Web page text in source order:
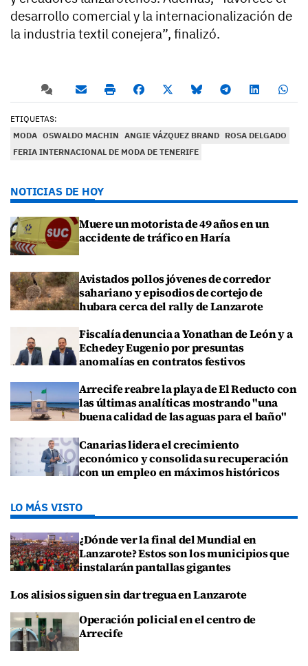
desarrollo comercial y la internacionalización de
la industria textil conejera”, finalizó.
ETIQUETAS:
MODA OSWALDO MACHIN ANGIE VÁZQUEZ BRAND ROSA DELGADO
FERIA INTERNACIONAL DE MODA DE TENERIFE
NOTICIAS DE HOY
Muere un motorista de 49 años en un
accidente de tráfico en Haría
Avistados pollos jóvenes de corredor
sahariano y episodios de cortejo de
hubara cerca del rally de Lanzarote
Fiscalía denuncia a Yonathan de León y a
Echedey Eugenio por presuntas
anomalías en contratos festivos
Arrecife reabre la playa de El Reducto con
las últimas analíticas mostrando "una
buena calidad de las aguas para el baño"
Canarias lidera el crecimiento
económico y consolida su recuperación
con un empleo en máximos históricos
LO MÁS VISTO
¿Dónde ver la final del Mundial en
Lanzarote? Estos son los municipios que
instalarán pantallas gigantes
Los alisios siguen sin dar tregua en Lanzarote
Operación policial en el centro de
Arrecife